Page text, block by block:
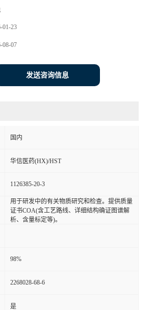
01-23
08-07
发送咨询信息
国内
华信医药(HX)/HST
1126385-20-3
用于研发中的有关物质研究和检查。提供质量
证书COA(含工艺路线、详细结构确证图谱解
析、含量标定等)。
98%
2268028-68-6
是